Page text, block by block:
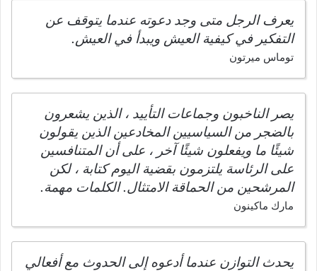
يعرف الرجل متى وجد دعوته عندما يتوقف عن
التفكير في كيفية العيش ويبدأ في العيش.
توماس ميرتون
يصر الناخبون وجماعات التأييد ، الذين يشعرون
بالضجر من السياسيين المخادعين الذين يقولون
شيئًا ما ويفعلون شيئًا آخر ، على أن المتنافسين
على الرئاسة يلتزمون بقضية اليوم كتابة ، لكن
المرشحين من الحماقة الامتثال. الكلمات مهمة.
مارك ماكينون
يحدث التوازن عندما أدعوه إلى الحدوث مع أفعالي